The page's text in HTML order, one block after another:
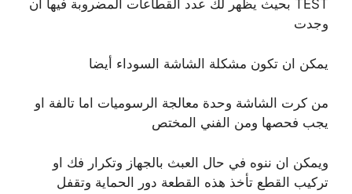
TEST بحيث يظهر لك عدد القطاعات المضروبة فيها ان
وجدت
يمكن ان تكون مشكلة الشاشة السوداء أيضا
من كرت الشاشة وحدة معالجة الرسوميات اما تالفة او
يجب فحصها ومن الفني المختص
ويمكن ان ننوه في حال العبث بالجهاز وتكرار فك او
تركيب القطع تأخذ هذه القطعة دور الحماية وتقفل